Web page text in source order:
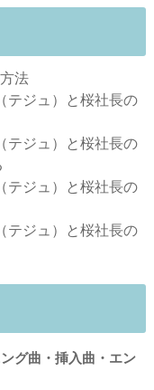
法
テジュ）と桜社長の
テジュ）と桜社長の
テジュ）と桜社長の
テジュ）と桜社長の
グ曲・挿入曲・エン